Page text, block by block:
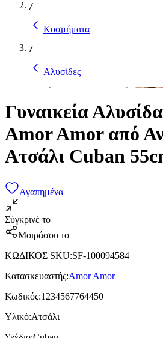
/
Κοσμήματα
/
Αλυσίδες
Γυναικεία
Amor Amor από
Ατσάλι Cuban
Αγαπημένα
Σύγκρινέ το
Μοιράσου το
ΚΩΔΙΚΟΣ SKU:SF-100094584
Κατασκευαστής:Amor Amor
Κωδικός:1234567764450
Υλικό:Ατσάλι